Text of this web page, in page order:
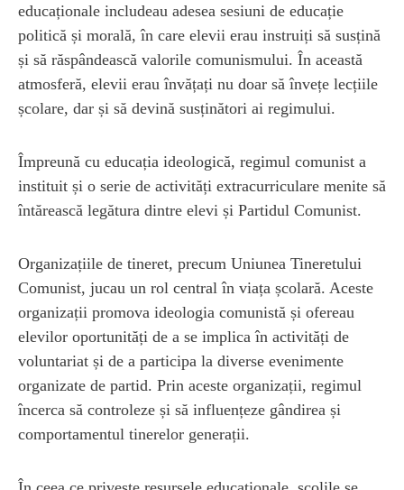
educaționale includeau adesea sesiuni de educație
politică și morală, în care elevii erau instruiți să susțină
și să răspândească valorile comunismului. În această
atmosferă, elevii erau învățați nu doar să învețe lecțiile
școlare, dar și să devină susținători ai regimului.
Împreună cu educația ideologică, regimul comunist a
instituit și o serie de activități extracurriculare menite să
întărească legătura dintre elevi și Partidul Comunist.
Organizațiile de tineret, precum Uniunea Tineretului
Comunist, jucau un rol central în viața școlară. Aceste
organizații promova ideologia comunistă și ofereau
elevilor oportunități de a se implica în activități de
voluntariat și de a participa la diverse evenimente
organizate de partid. Prin aceste organizații, regimul
încerca să controleze și să influențeze gândirea și
comportamentul tinerelor generații.